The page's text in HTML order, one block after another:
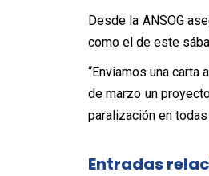
Desde la ANSOG
como el de este
“Enviamos una
de marzo un
paralización en
Entradas